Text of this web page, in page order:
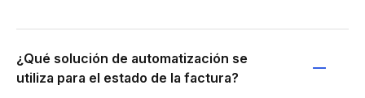
¿Qué solución de automatización se
utiliza para el estado de la factura?